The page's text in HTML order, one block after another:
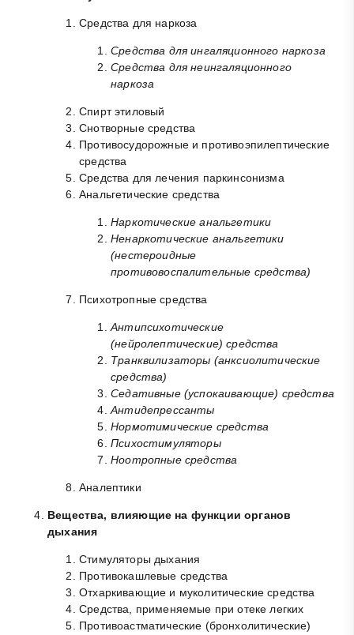
Средства для наркоза
Средства для ингаляционного наркоза
Средства для неингаляционного
наркоза
Спирт этиловый
Снотворные средства
Противосудорожные и противоэпилептические
средства
Средства для лечения паркинсонизма
Анальгетические средства
Наркотические анальгетики
Ненаркотические анальгетики
(нестероидные
противовоспалительные средства)
Психотропные средства
Антипсихотические
(нейролептические) средства
Транквилизаторы (анксиолитические
средства)
Седативные (успокаивающие) средства
Антидепрессанты
Нормотимические средства
Психостимуляторы
Ноотропные средства
Аналептики
Вещества, влияющие на функции органов
дыхания
Стимуляторы дыхания
Противокашлевые средства
Отхаркивающие и муколитические средства
Средства, применяемые при отеке легких
Противоастматические (бронхолитические)